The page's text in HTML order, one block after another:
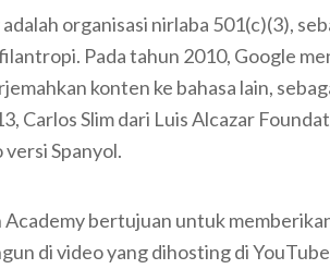
organisasi nirlaba 501(c)(3),
Pada tahun 2010, Google
konten ke bahasa lain,
Carlos Slim dari Luis Alcazar
Spanyol.
Academy bertujuan untuk
di video yang dihosting di